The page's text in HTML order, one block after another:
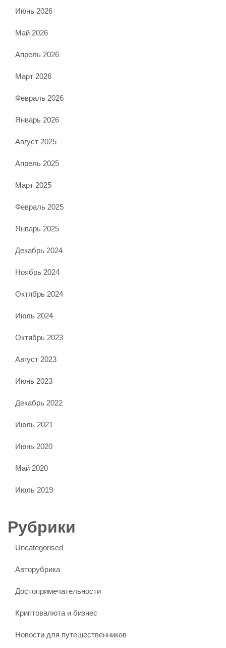
Июнь 2026
Май 2026
Апрель 2026
Март 2026
Февраль 2026
Январь 2026
Август 2025
Апрель 2025
Март 2025
Февраль 2025
Январь 2025
Декабрь 2024
Ноябрь 2024
Октябрь 2024
Июль 2024
Октябрь 2023
Август 2023
Июнь 2023
Декабрь 2022
Июль 2021
Июнь 2020
Май 2020
Июль 2019
Рубрики
Uncategorised
Авторубрика
Достопримечательности
Криптовалюта и бизнес
Новости для путешественников